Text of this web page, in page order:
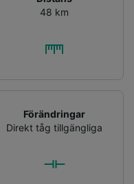
48 km
Förändringar
Direkt tåg tillgängliga